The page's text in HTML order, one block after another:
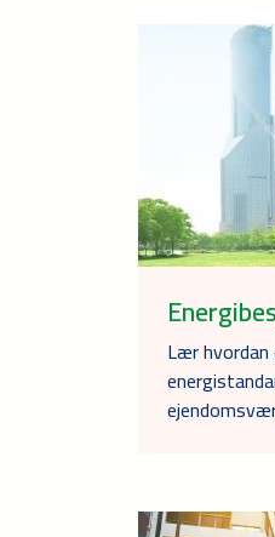
Lær hvordan